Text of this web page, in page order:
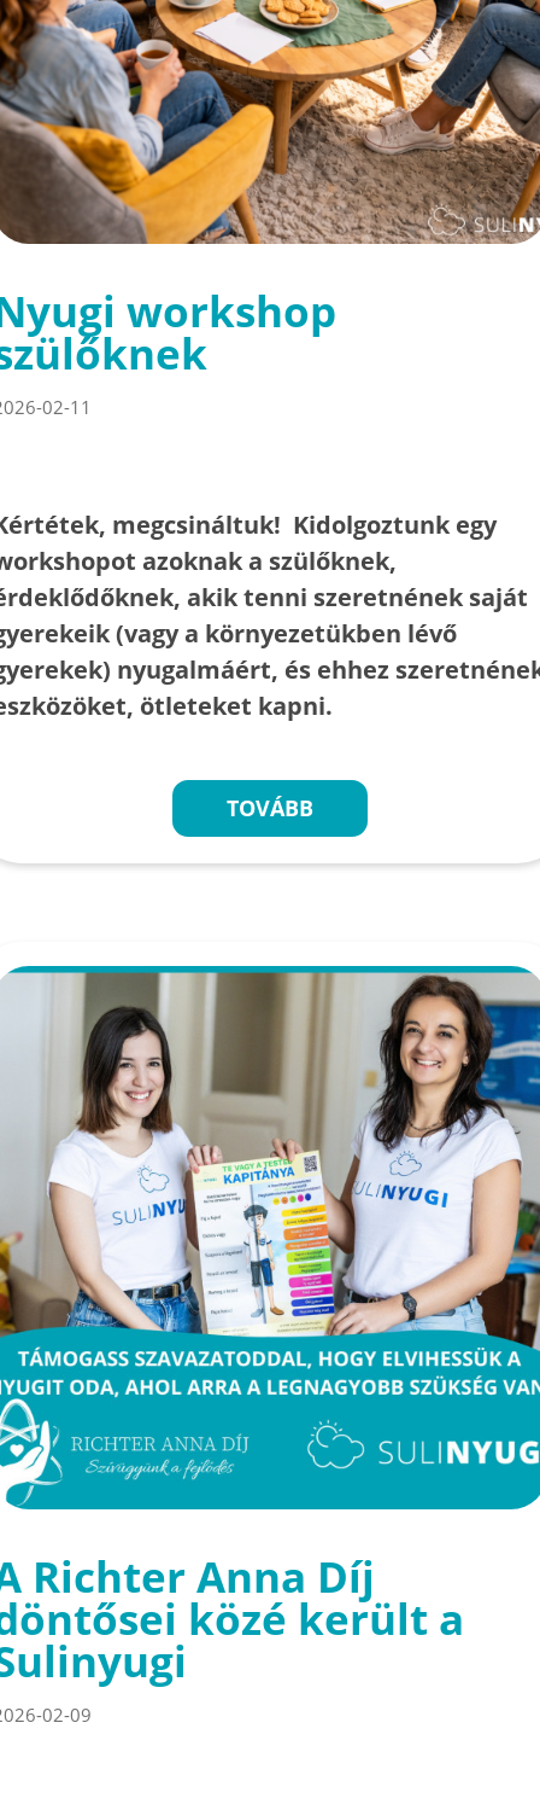
workshop
02-11
megcsináltuk! Kidolgoztunk egy
azoknak a szülőknek,
akik tenni szeretnének saját
(vagy a környezetükben lévő
nyugalmáért, és ehhez
ötleteket kapni.
TOVÁBB
Richter Anna Díj
közé került a
02-09